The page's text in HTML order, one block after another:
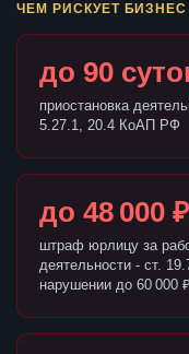
ЧЕМ РИСКУЕТ
до 90
приостановка
5.27.1, 20.4 КоАП РФ
до 48 000 ₽
штраф юрлицу за
деятельности - ст.
нарушении до 60 000 ₽